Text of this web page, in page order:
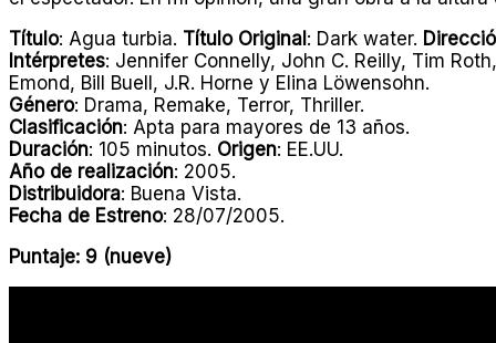
Título: Agua turbia. Título Original: Dark water.
Intérpretes: Jennifer Connelly, John C. Reilly, Tim
Emond, Bill Buell, J.R. Horne y Elina Löwensohn.
Género: Drama, Remake, Terror, Thriller.
Clasificación: Apta para mayores de 13 años.
Duración: 105 minutos. Origen: EE.UU.
Año de realización: 2005.
Distribuidora: Buena Vista.
Fecha de Estreno: 28/07/2005.
Puntaje: 9 (nueve)